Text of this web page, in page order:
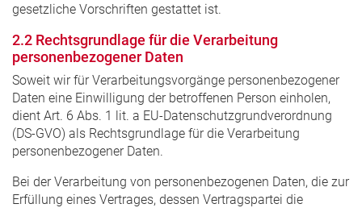
gesetzliche Vorschriften gestattet ist.
2.2 Rechtsgrundlage für die Verarbeitung
personenbezogener Daten
Soweit wir für Verarbeitungsvorgänge personenbezogener
Daten eine Einwilligung der betroffenen Person einholen,
dient Art. 6 Abs. 1 lit. a EU-Datenschutzgrundverordnung
(DS-GVO) als Rechtsgrundlage für die Verarbeitung
personenbezogener Daten.
Bei der Verarbeitung von personenbezogenen Daten, die zur
Erfüllung eines Vertrages, dessen Vertragspartei die